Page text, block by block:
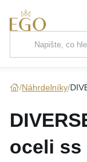
Hlavní
Náhrdelníky
oceli ss